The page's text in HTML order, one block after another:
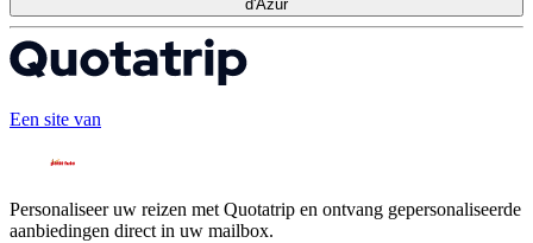
d'Azur
Een site van
Personaliseer uw reizen met Quotatrip en ontvang gepersonaliseerde
aanbiedingen direct in uw mailbox.